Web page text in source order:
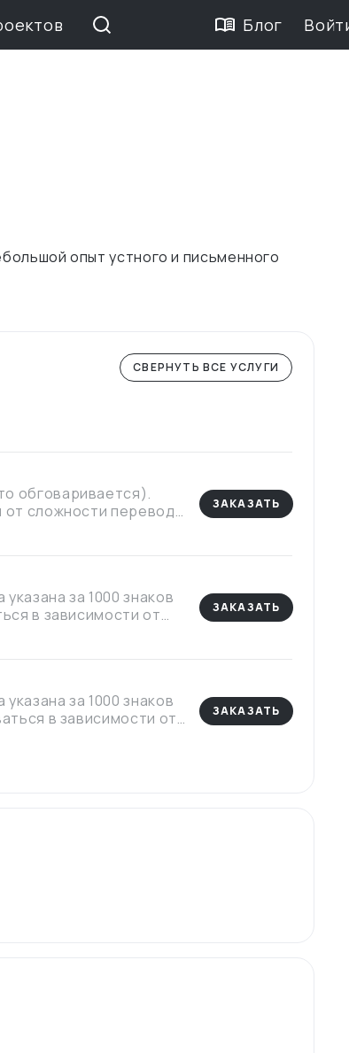
Блог
опыт устного и письменного
СВЕРНУТЬ ВСЕ УСЛУГИ
обговаривается).
от сложности перевода
тоже можем
ЗАКАЗАТЬ
за 1000 знаков
в зависимости от
терминов
ЗАКАЗАТЬ
за 1000 знаков
в зависимости от
терминов
ЗАКАЗАТЬ